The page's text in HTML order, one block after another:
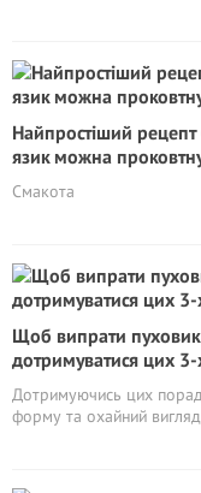
Найпростіший
язик можна
Смакота
Щоб випрати пуховик
дотримуватися цих
Дотримуючись цих
форму та охайний